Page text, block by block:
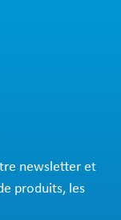
newsletter et
produits, les